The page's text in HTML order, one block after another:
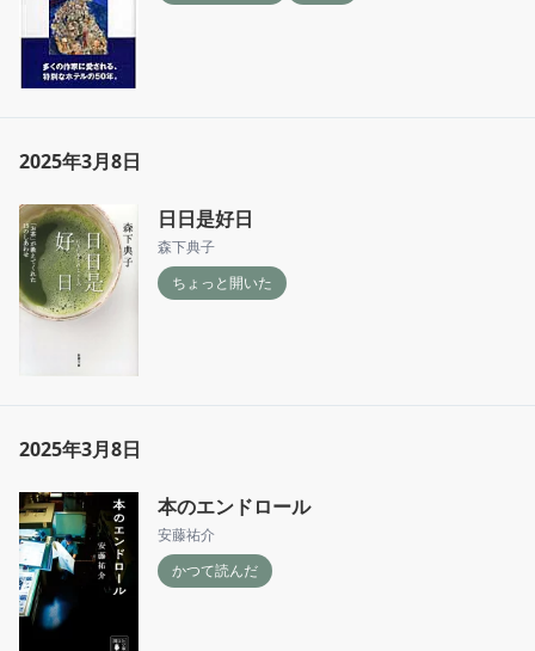
2025年3月8日
日日是好日
森下典子
ちょっと開いた
2025年3月8日
本のエンドロール
安藤祐介
かつて読んだ